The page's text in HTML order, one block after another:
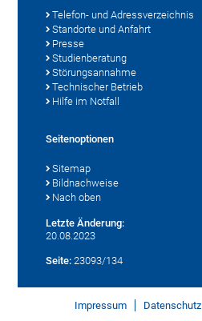
Telefon- und Adressverzeichnis
Standorte und Anfahrt
Presse
Studienberatung
Störungsannahme
Technischer Betrieb
Hilfe im Notfall
Seitenoptionen
Sitemap
Bildnachweise
Nach oben
Letzte Änderung:
20.08.2023
Seite: 23093/134
Impressum Datenschutz